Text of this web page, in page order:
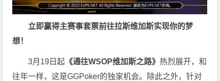
立即赢得主赛事套票前往拉斯维加斯实现你的梦
想！
3月19日起 《通往WSOP维加斯之路》 热烈展开，和
往年一样，这是GGPoker的独家机会。除此之外，针对